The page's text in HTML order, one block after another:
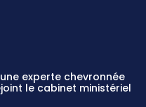
experte chevronnée
le cabinet ministériel